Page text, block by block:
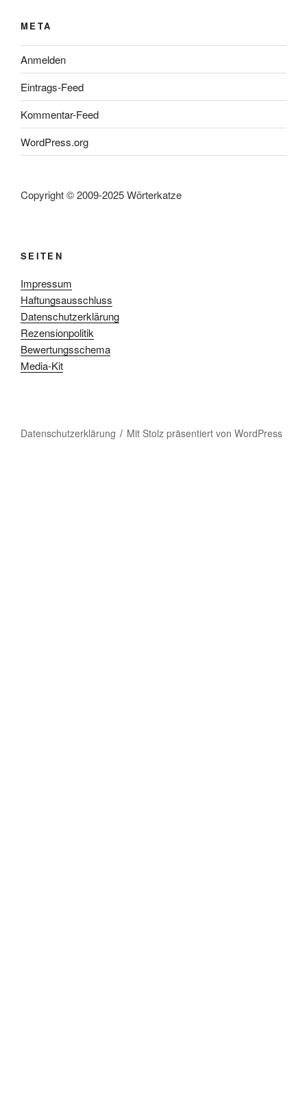
META
Anmelden
Eintrags-Feed
Kommentar-Feed
WordPress.org
Copyright © 2009-2025 Wörterkatze
SEITEN
Impressum
Haftungsausschluss
Datenschutzerklärung
Rezensionpolitik
Bewertungsschema
Media-Kit
Datenschutzerklärung Mit Stolz präsentiert von WordPress